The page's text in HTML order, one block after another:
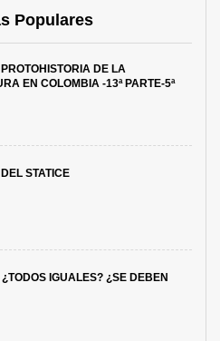
Populares
DE LA
EN COLOMBIA -13ª PARTE-5ª
STATICE
IGUALES? ¿SE DEBEN